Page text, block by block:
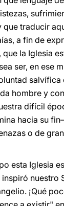
que traducir
a fin de
, que la Iglesia
ser, en ese
salvífica
hombre y
difícil
hacia su
o de
esta Iglesia es
nuestro
¡Qué